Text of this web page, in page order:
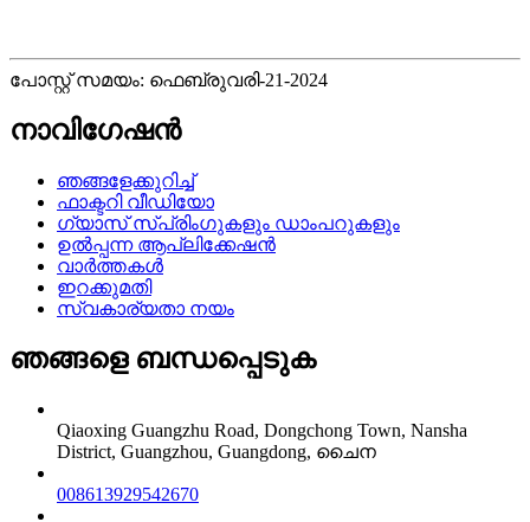
പോസ്റ്റ് സമയം: ഫെബ്രുവരി-21-2024
നാവിഗേഷൻ
ഞങ്ങളേക്കുറിച്ച്
ഫാക്ടറി വീഡിയോ
ഗ്യാസ് സ്പ്രിംഗുകളും ഡാംപറുകളും
ഉൽപ്പന്ന ആപ്ലിക്കേഷൻ
വാർത്തകൾ
ഇറക്കുമതി
സ്വകാര്യതാ നയം
ഞങ്ങളെ ബന്ധപ്പെടുക
Qiaoxing Guangzhu Road, Dongchong Town, Nansha
District, Guangzhou, Guangdong, ചൈന
008613929542670